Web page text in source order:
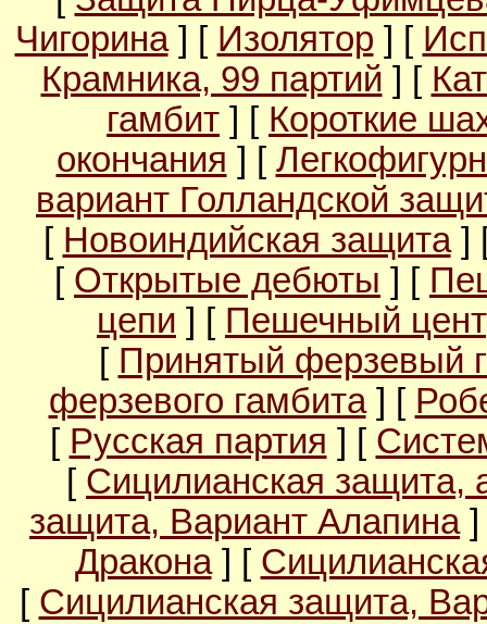
Чигорина] [ Изолятор ] [
Крамника, 99 партий ] [
гамбит ] [ Короткие
окончания ] [
вариант Голландской
[ Новоиндийская защита]
[ Открытые дебюты ] [
цепи ] [ Пешечный
[ Принятый ферзевый
ферзевого гамбита] [
[ Русская партия ] [
[ Сицилианская защита,
защита, Вариант Алапина]
Дракона] [
[ Сицилианская защита,